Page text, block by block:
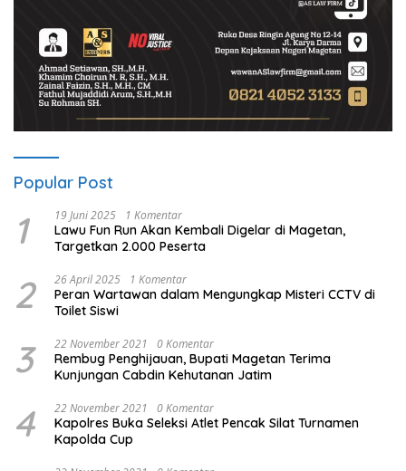
Popular Post
1 19 Juni 2025 1 Komentar
Lawu Fun Run Akan Kembali Digelar di Magetan,
Targetkan 2.000 Peserta
2 26 April 2025 1 Komentar
Peran Wartawan dalam Mengungkap Misteri CCTV di
Toilet Siswi
3 22 November 2021 0 Komentar
Rembug Penghijauan, Bupati Magetan Terima
Kunjungan Cabdin Kehutanan Jatim
4 22 November 2021 0 Komentar
Kapolres Buka Seleksi Atlet Pencak Silat Turnamen
Kapolda Cup